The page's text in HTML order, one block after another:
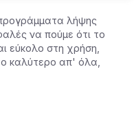
λήψης
να πούμε ότι το
εύκολο στη χρήση,
καλύτερο απ' όλα,